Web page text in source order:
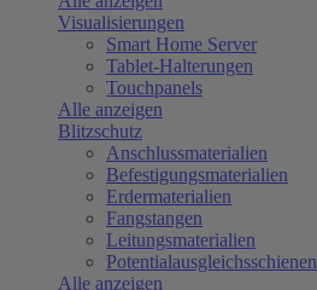
Visualisierungen
Smart Home Server
Tablet-Halterungen
Touchpanels
Alle anzeigen
Blitzschutz
Anschlussmaterialien
Befestigungsmaterialien
Erdermaterialien
Fangstangen
Leitungsmaterialien
Potentialausgleichsschienen
Alle anzeigen